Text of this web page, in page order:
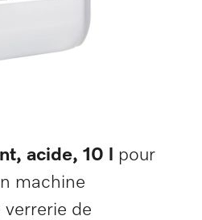
acide, 10 l
pour
machine
verrerie de